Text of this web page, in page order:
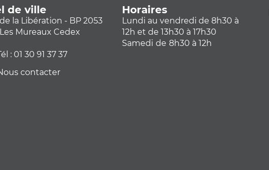
de ville
la Libération - BP 2053
Mureaux Cedex
: 01 30 91 37 37
contacter
Horaires
Lundi au vendredi de 8h30 à
12h et de 13h30 à 17h30
Samedi de 8h30 à 12h